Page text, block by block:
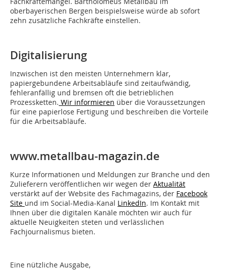
oberbayerischen Bergen beispielsweise würde ab sofort
zehn zusätzliche Fachkräfte einstellen.
Digitalisierung
Inzwischen ist den meisten Unternehmern klar,
papiergebundene Arbeitsabläufe sind zeitaufwändig,
fehleranfällig und bremsen oft die betrieblichen
Prozessketten. Wir informieren über die Voraussetzungen
für eine papierlose Fertigung und beschreiben die Vorteile
für die Arbeitsabläufe.
www.metallbau-magazin.de
Kurze Informationen und Meldungen zur Branche und den
Zulieferern veröffentlichen wir wegen der Aktualität
verstärkt auf der Website des Fachmagazins, der Facebook
Site und im Social-Media-Kanal LinkedIn. Im Kontakt mit
Ihnen über die digitalen Kanäle möchten wir auch für
aktuelle Neuigkeiten steten und verlässlichen
Fachjournalismus bieten.
Eine nützliche Ausgabe,